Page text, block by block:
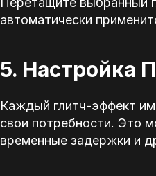
автоматически
5. Настройка
Каждый глитч-эффект
свои потребности. Это
временные задержки и